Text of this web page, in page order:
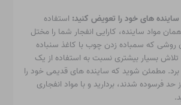
ساینده های خود را تعویض کنید: استفاده
مواد ساینده، کارایی انفجار شما را مختل
که سمباده زدن چوب با کاغذ سنباده
تلاش بسیار بیشتری نسبت به استفاده از یک
مطمئن شوید که ساینده های قدیمی خود را
فرسوده شدند، بردارید و با مواد انفجاری